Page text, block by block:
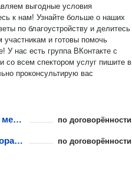
выгодные условия
по благоустройству и делитесь
и готовы помочь
с
со всем спектором услуг пишите в
проконсультирую вас
Вывоз бытового мусора в мешках по договорённости
Вывоз строительного мусора в мешках по договорённости